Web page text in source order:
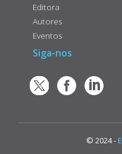
Editora
Autores
Eventos
Siga-nos
© 2024 -